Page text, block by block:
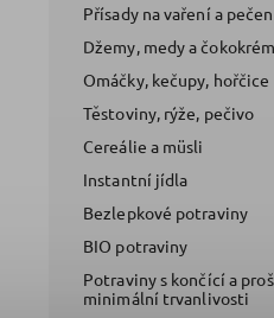
Přísady na vaření a
Džemy, medy a
Omáčky, kečupy, hořčice
Těstoviny, rýže, pečivo
Cereálie a müsli
Instantní jídla
Bezlepkové potraviny
BIO potraviny
Potraviny s končící a
minimální trvanlivosti